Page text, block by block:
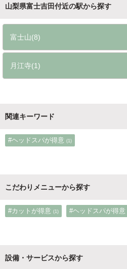
山梨県富士吉田付近の駅から探す
富士山(8)
月江寺(1)
関連キーワード
#ヘッドスパが得意 (1)
こだわりメニューから探す
#カットが得意 (1) #ヘッドスパが得意
設備・サービスから探す